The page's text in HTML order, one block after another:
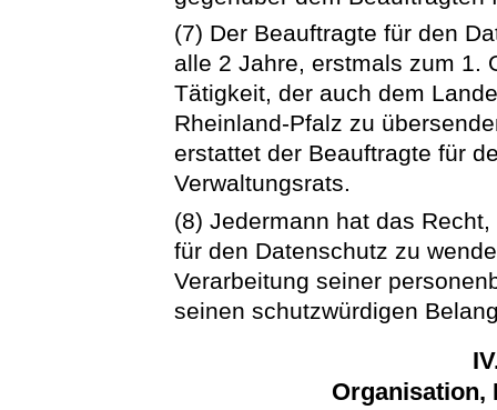
(7) Der Beauftragte für den
alle 2 Jahre, erstmals zum 1.
Tätigkeit, der auch dem
Rheinland-Pfalz zu
erstattet der Beauftragte für
Verwaltungsrats.
(8) Jedermann hat das
für den Datenschutz zu
Verarbeitung seiner
seinen schutzwürdigen
Organisation,